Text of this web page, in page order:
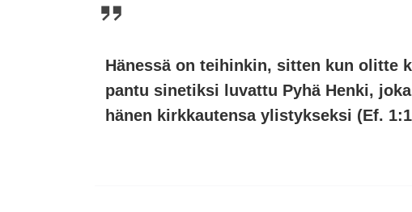
Hänessä on teihinkin, sitten kun olitte
pantu sinetiksi luvattu Pyhä Henki,
hänen kirkkautensa ylistykseksi (Ef.